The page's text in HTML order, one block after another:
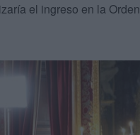
el ingreso en la Orden